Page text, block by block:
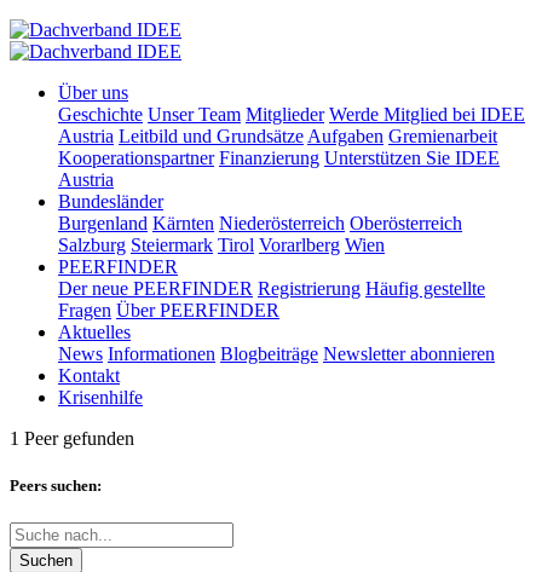
Über uns
Geschichte Unser Team Mitglieder Werde Mitglied bei IDEE
Austria Leitbild und Grundsätze Aufgaben Gremienarbeit
Kooperationspartner Finanzierung Unterstützen Sie IDEE
Austria
Bundesländer
Burgenland Kärnten Niederösterreich Oberösterreich
Salzburg Steiermark Tirol Vorarlberg Wien
PEERFINDER
Der neue PEERFINDER Registrierung Häufig gestellte
Fragen Über PEERFINDER
Aktuelles
News Informationen Blogbeiträge Newsletter abonnieren
Kontakt
Krisenhilfe
1 Peer gefunden
Peers suchen:
Suchen